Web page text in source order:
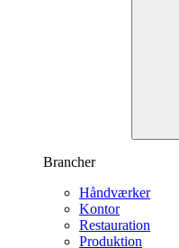
Brancher
Håndværker
Kontor
Restauration
Produktion